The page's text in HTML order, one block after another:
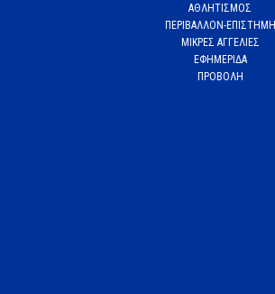
ΑΘΛΗΤΙΣΜΟΣ
ΠΕΡΙΒΑΛΛΟΝ-ΕΠΙΣΤΗΜΗ
ΜΙΚΡΕΣ ΑΓΓΕΛΙΕΣ
ΕΦΗΜΕΡΙΔΑ
ΠΡΟΒΟΛΗ